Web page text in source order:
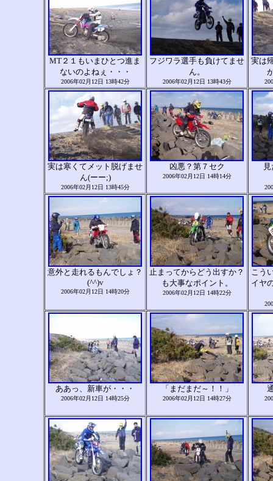
MT２１もいまひとつ進ま
ないのよねぇ・・・
2006年02月12日 13時42分
フジワラ選手も負けてませ
ん。
2006年02月12日 13時43分
実は
実は寒くてメット脱げませ
ん(ーー;)
2006年02月12日 13時45分
凶悪？第７セク
2006年02月12日 14時14分
意外と走れるもんでしょ？
(^^)v
2006年02月12日 14時20分
止まってからどう出すか？
も大事なポイント。
2006年02月12日 14時22分
こう
イヤ
ああっ、新車が・・・
2006年02月12日 14時25分
「まだまだ～！！」
2006年02月12日 14時27分